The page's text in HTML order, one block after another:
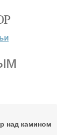
над камином